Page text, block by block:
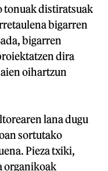
tonuak distiratsuak
bigarren
bigarren
dira
oihartzun
lana dugu
sortutako
Pieza txiki,
organikoak